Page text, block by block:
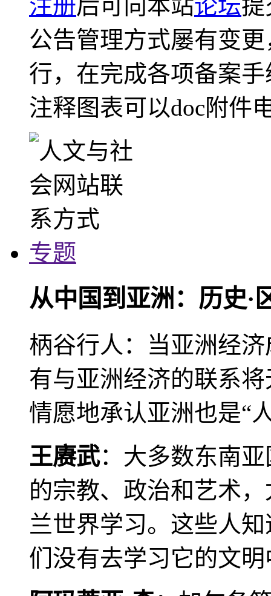
注册后可向本站论坛提
公告管理方式屡有变
行，在完成各项备案
注释图表可以doc附件
专题
从中国到亚洲：历史·
柄谷行人：当亚洲经
有与亚洲经济的联系
情愿地承认亚洲也是“
王赓武：大多数东南
的宗教、政治和艺术
兰世界学习。这些人
们没有去学习它的文